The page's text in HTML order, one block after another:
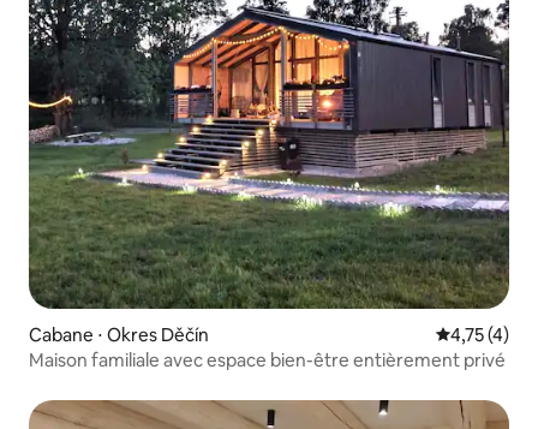
Cabane ⋅ Okres Děčín Évaluation
4,75 (4)
Maison familiale avec espace bien-être entièrement privé